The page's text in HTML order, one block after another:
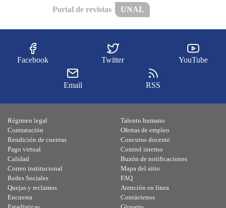
Portal de revistas UNAL
Facebook Twitter YouTube
Email RSS
Régimen legal
Contratación
Rendición de cuentas
Pago virtual
Calidad
Talento humano
Ofertas de empleo
Concurso docente
Control interno
Buzón de notificaciones
Correo institucional
Redes Sociales
Quejas y reclamos
Encuesta
Mapa del sitio
FAQ
Atención en línea
Contáctenos